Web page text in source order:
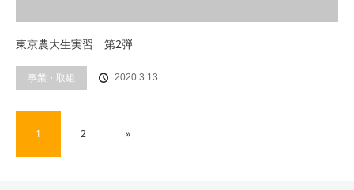
東京農大生実習 第2弾
事業・取組 2020.3.13
1 2 »